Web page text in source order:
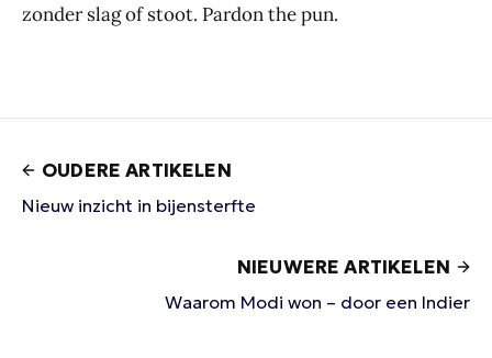
zonder slag of stoot. Pardon the pun.
OUDERE ARTIKELEN
Nieuw inzicht in bijensterfte
NIEUWERE ARTIKELEN
Waarom Modi won – door een Indier